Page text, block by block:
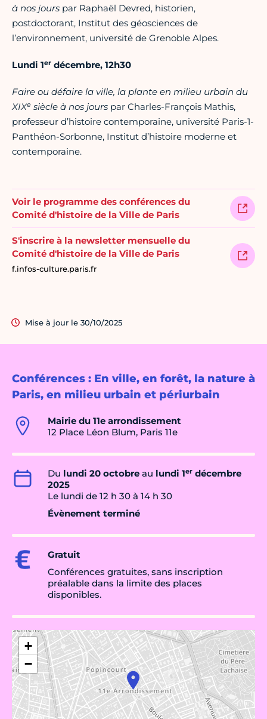
Conférences : En ville, en forêt, la nature à
Paris, en milieu urbain et périurbain
Mairie du 11e arrondissement
12 Place Léon Blum, Paris 11e
Du lundi 20 octobre au lundi 1er décembre
2025
Le lundi de 12 h 30 à 14 h 30
Évènement terminé
Gratuit
Conférences gratuites, sans inscription
préalable dans la limite des places
disponibles.
+
−
à nos jours par Raphaël Devred, historien,
postdoctorant, Institut des géosciences de
l’environnement, université de Grenoble Alpes.
Lundi 1er décembre, 12h30
Faire ou défaire la ville, la plante en milieu urbain du
XIXe siècle à nos jours par Charles-François Mathis,
professeur d’histoire contemporaine, université Paris-1-
Panthéon-Sorbonne, Institut d’histoire moderne et
contemporaine.
Voir le programme des conférences du
Comité d'histoire de la Ville de Paris
S'inscrire à la newsletter mensuelle du
Comité d'histoire de la Ville de Paris
f.infos-culture.paris.fr
Mise à jour le 30/10/2025